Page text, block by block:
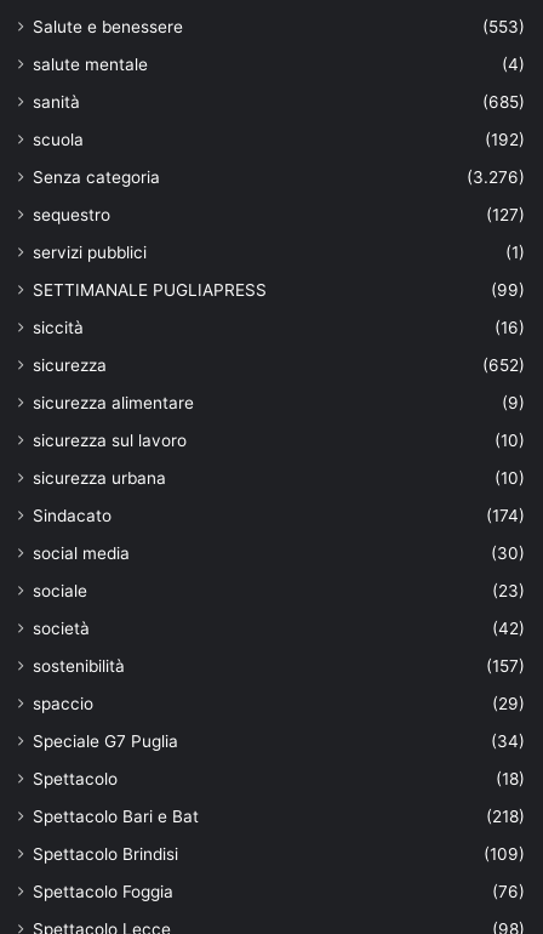
Salute e benessere
(553)
salute mentale
(4)
sanità
(685)
scuola
(192)
Senza categoria
(3.276)
sequestro
(127)
servizi pubblici
(1)
SETTIMANALE PUGLIAPRESS
(99)
siccità
(16)
sicurezza
(652)
sicurezza alimentare
(9)
sicurezza sul lavoro
(10)
sicurezza urbana
(10)
Sindacato
(174)
social media
(30)
sociale
(23)
società
(42)
sostenibilità
(157)
spaccio
(29)
Speciale G7 Puglia
(34)
Spettacolo
(18)
Spettacolo Bari e Bat
(218)
Spettacolo Brindisi
(109)
Spettacolo Foggia
(76)
Spettacolo Lecce
(98)